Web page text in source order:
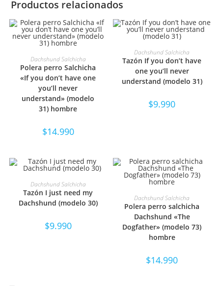
Productos relacionados
SELECCIONAR OPCIONES
Dachshund Salchicha
Polera perro Salchicha
«If you don’t have one
you’ll never
understand» (modelo
31) hombre
$14.990
SELECCIONAR OPCIONES
Dachshund Salchicha
Tazón If you don’t have
one you’ll never
understand (modelo 31)
$9.990
SELECCIONAR OPCIONES
Dachshund Salchicha
Tazón I just need my
Dachshund (modelo 30)
$9.990
SELECCIONAR OPCIONES
Dachshund Salchicha
Polera perro salchicha
Dachshund «The
Dogfather» (modelo 73)
hombre
$14.990